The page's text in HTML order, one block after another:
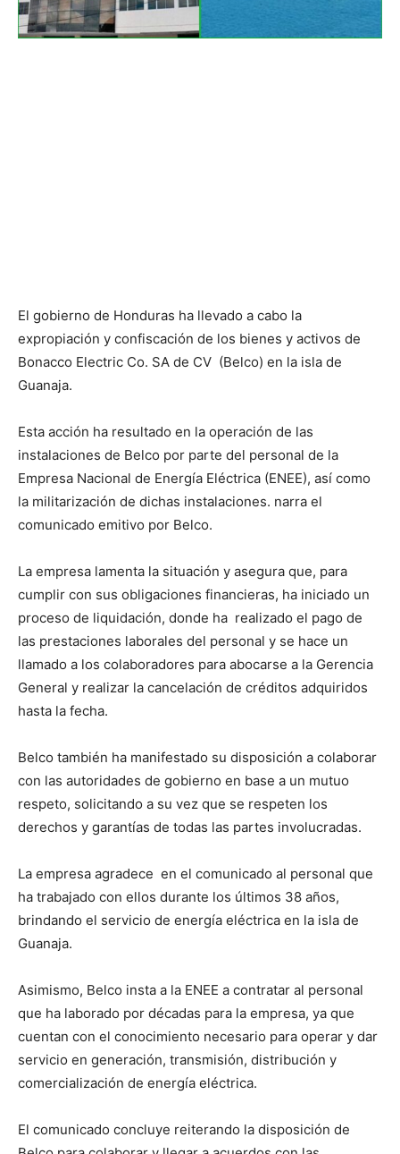
El gobierno de Honduras ha llevado a cabo la
expropiación y confiscación de los bienes y activos de
Bonacco Electric Co. SA de CV (Belco) en la isla de
Guanaja.
Esta acción ha resultado en la operación de las
instalaciones de Belco por parte del personal de la
Empresa Nacional de Energía Eléctrica (ENEE), así como
la militarización de dichas instalaciones. narra el
comunicado emitivo por Belco.
La empresa lamenta la situación y asegura que, para
cumplir con sus obligaciones financieras, ha iniciado un
proceso de liquidación, donde ha realizado el pago de
las prestaciones laborales del personal y se hace un
llamado a los colaboradores para abocarse a la Gerencia
General y realizar la cancelación de créditos adquiridos
hasta la fecha.
Belco también ha manifestado su disposición a colaborar
con las autoridades de gobierno en base a un mutuo
respeto, solicitando a su vez que se respeten los
derechos y garantías de todas las partes involucradas.
La empresa agradece en el comunicado al personal que
ha trabajado con ellos durante los últimos 38 años,
brindando el servicio de energía eléctrica en la isla de
Guanaja.
Asimismo, Belco insta a la ENEE a contratar al personal
que ha laborado por décadas para la empresa, ya que
cuentan con el conocimiento necesario para operar y dar
servicio en generación, transmisión, distribución y
comercialización de energía eléctrica.
El comunicado concluye reiterando la disposición de